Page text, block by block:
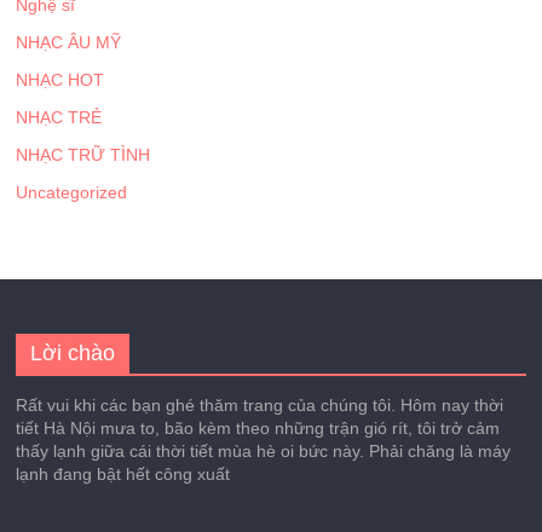
Nghệ sĩ
NHẠC ÂU MỸ
NHẠC HOT
NHẠC TRẺ
NHẠC TRỮ TÌNH
Uncategorized
Lời chào
Rất vui khi các bạn ghé thăm trang của chúng tôi. Hôm nay thời
tiết Hà Nội mưa to, bão kèm theo những trận gió rít, tôi trở cảm
thấy lạnh giữa cái thời tiết mùa hè oi bức này. Phải chăng là máy
lạnh đang bật hết công xuất